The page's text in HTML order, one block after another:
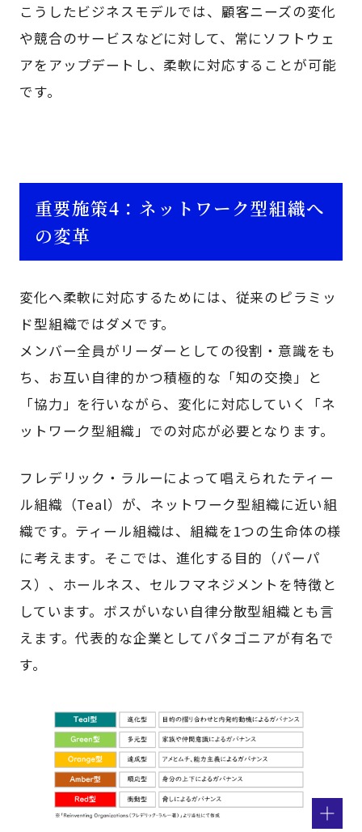
こうしたビジネスモデルでは、顧客ニーズの変化
や競合のサービスなどに対して、常にソフトウェ
アをアップデートし、柔軟に対応することが可能
です。
重要施策4：ネットワーク型組織へ
の変革
変化へ柔軟に対応するためには、従来のピラミッ
ド型組織ではダメです。
メンバー全員がリーダーとしての役割・意識をも
ち、お互い自律的かつ積極的な「知の交換」と
「協力」を行いながら、変化に対応していく「ネ
ットワーク型組織」での対応が必要となります。
フレデリック・ラルーによって唱えられたティー
ル組織（Teal）が、ネットワーク型組織に近い組
織です。ティール組織は、組織を1つの生命体の様
に考えます。そこでは、進化する目的（パーパ
ス）、ホールネス、セルフマネジメントを特徴と
しています。ボスがいない自律分散型組織とも言
えます。代表的な企業としてパタゴニアが有名で
す。